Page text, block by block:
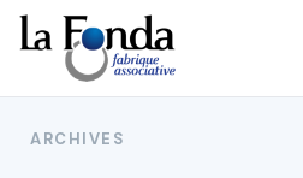
Aller
au
contenu
principal
ARCHIVES